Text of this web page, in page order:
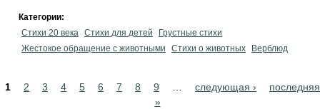
Категории:
Стихи 20 века Стихи для детей
Грустные стихи
Жестокое обращение с животными
Стихи о животных Верблюд
Pages
1 2 3 4 5 6 7 8 9 следующая ›
последняя
»